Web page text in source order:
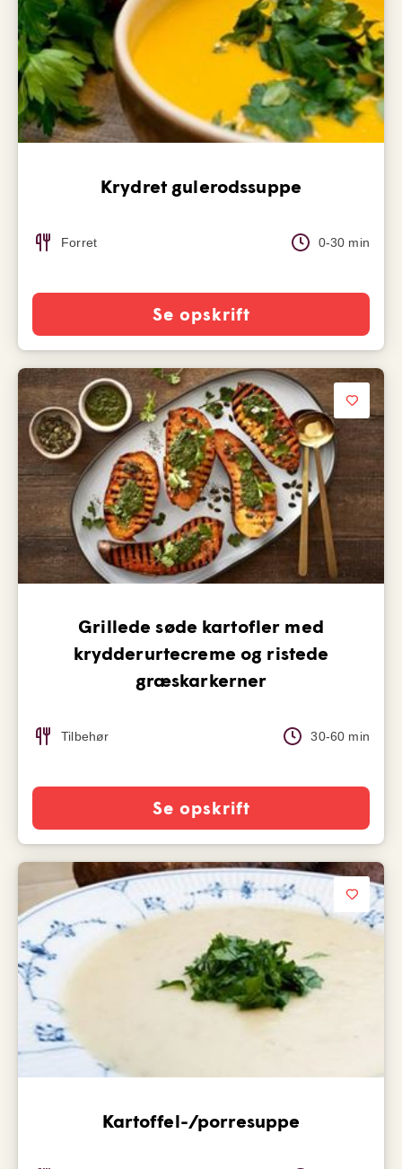
Krydret gulerodssuppe
Forret 0-30 min
Se opskrift
Grillede søde kartofler med
krydderurtecreme og ristede
græskarkerner
Tilbehør 30-60 min
Se opskrift
Kartoffel-/porresuppe